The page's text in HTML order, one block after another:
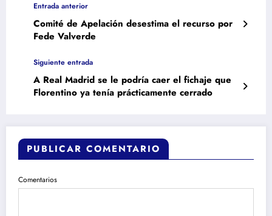
Entrada anterior
Comité de Apelación desestima el recurso por
Fede Valverde
Siguiente entrada
A Real Madrid se le podría caer el fichaje que
Florentino ya tenía prácticamente cerrado
PUBLICAR COMENTARIO
Comentarios